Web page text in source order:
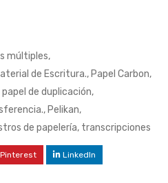
múltiples,
de Escritura.,Papel Carbon,
papel de duplicación,
,Pelikan,
de papelería, transcripciones
Pinterest LinkedIn